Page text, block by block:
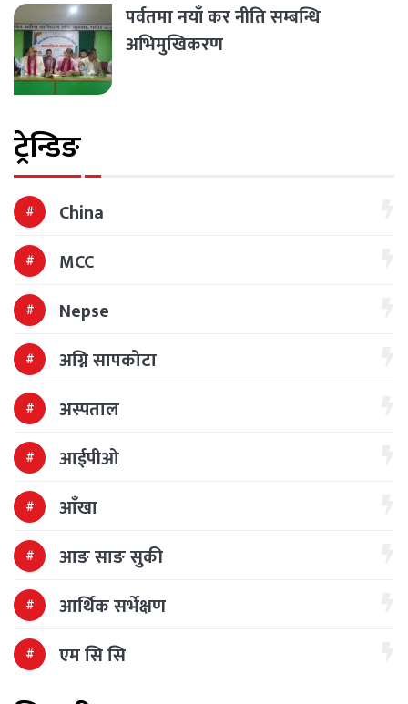
पर्वतमा नयाँ कर नीति सम्बन्धि
अभिमुखिकरण
ट्रेन्डिङ
China
MCC
Nepse
अग्नि सापकोटा
अस्पताल
आईपीओ
आँखा
आङ साङ सुकी
आर्थिक सर्भेक्षण
एम सि सि